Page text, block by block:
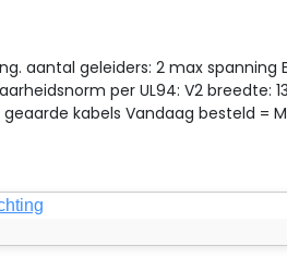
aantal geleiders: 2 max spanning
per UL94: V2 breedte:
kabels Vandaag besteld =